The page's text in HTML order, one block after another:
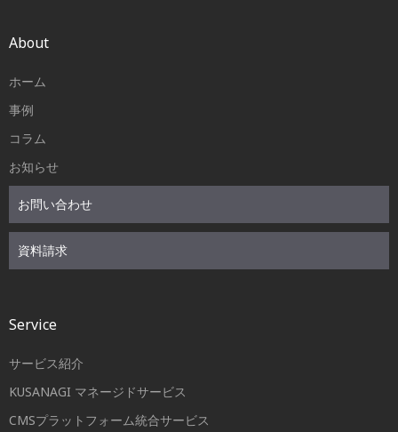
About
ホーム
事例
コラム
お知らせ
お問い合わせ
資料請求
Service
サービス紹介
KUSANAGI マネージドサービス
CMSプラットフォーム統合サービス